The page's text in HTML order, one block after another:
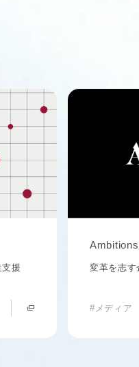
援
Ambitions
変革を志す
#メディア